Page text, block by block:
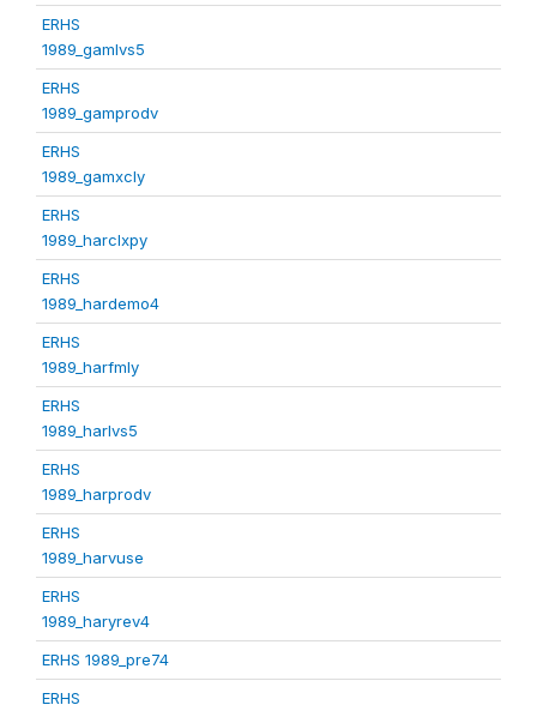
ERHS
1989_gamlvs5
ERHS
1989_gamprodv
ERHS
1989_gamxcly
ERHS
1989_harclxpy
ERHS
1989_hardemo4
ERHS
1989_harfmly
ERHS
1989_harlvs5
ERHS
1989_harprodv
ERHS
1989_harvuse
ERHS
1989_haryrev4
ERHS 1989_pre74
ERHS